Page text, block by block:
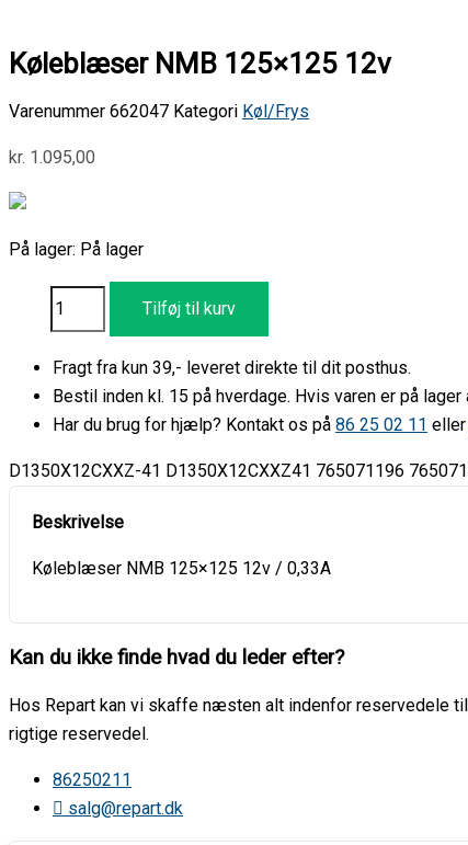
Køleblæser NMB 125×125 12v
Varenummer 662047 Kategori Køl/Frys
kr. 1.095,00
På lager: På lager
Tilføj til kurv
Fragt fra kun 39,- leveret direkte til dit posthus.
Bestil inden kl. 15 på hverdage. Hvis varen er på
Har du brug for hjælp? Kontakt os på 86 25 02 11 eller
D1350X12CXXZ-41 D1350X12CXXZ41 765071196
Køleblæser NMB 125×125 12v / 0,33A
Kan du ikke finde hvad du leder efter?
Hos Repart kan vi skaffe næsten alt indenfor reservedele
rigtige reservedel.
86250211
salg@repart.dk